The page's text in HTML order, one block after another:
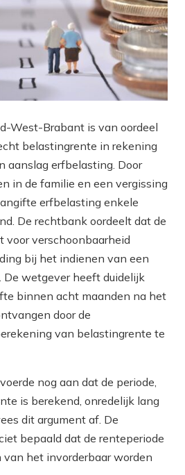
West-Brabant is van oordeel
belastingrente in rekening
aanslag erfbelasting. Door
in de familie en een vergissing
erfbelasting enkele
De rechtbank oordeelt dat de
voor verschoonbaarheid
bij het indienen van een
wetgever heeft duidelijk
binnen acht maanden na het
door de
van belastingrente te
nog aan dat de periode,
is berekend, onredelijk lang
dit argument af. De
bepaald dat de renteperiode
het invorderbaar worden